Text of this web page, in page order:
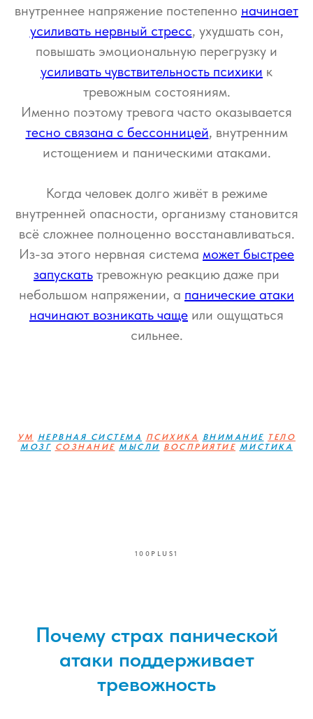
внутреннее напряжение постепенно начинает
усиливать нервный стресс, ухудшать сон,
повышать эмоциональную перегрузку и
усиливать чувствительность психики к
тревожным состояниям.
Именно поэтому тревога часто оказывается
тесно связана с бессонницей, внутренним
истощением и паническими атаками.
Когда человек долго живёт в режиме
внутренней опасности, организму становится
всё сложнее полноценно восстанавливаться.
Из-за этого нервная система может быстрее
запускать тревожную реакцию даже при
небольшом напряжении, а панические атаки
начинают возникать чаще или ощущаться
сильнее.
УМ НЕРВНАЯ СИСТЕМА ПСИХИКА ВНИМАНИЕ ТЕЛО
МОЗГ СОЗНАНИЕ МЫСЛИ ВОСПРИЯТИЕ МИСТИКА
100PLUS1
Почему страх панической
атаки поддерживает
тревожность